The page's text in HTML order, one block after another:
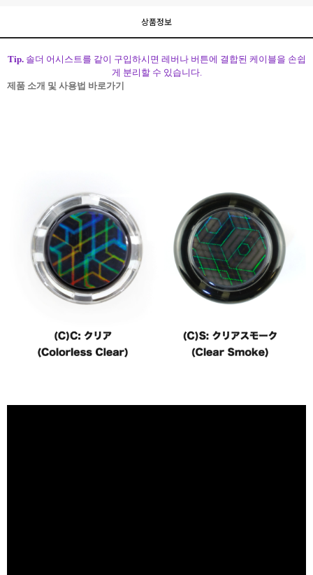
상품정보
Tip.솔더 어시스트를 같이 구입하시면 레버나 버튼에 결합된 케이블을 손쉽
게 분리할 수 있습니다.
제품 소개 및 사용법 바로가기